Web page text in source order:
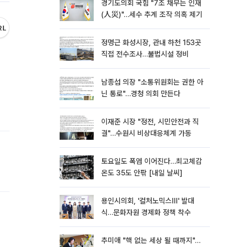
경기도의회 국힘 "7조 채무는 인재
(人災)"…세수 추계 조작 의혹 제기
정명근 화성시장, 관내 하천 153곳
직접 전수조사…불법시설 정비
남종섭 의장 "소통위원회는 권한 아
닌 통로"…경청 의회 만든다
이재준 시장 "정전, 시민안전과 직
결"…수원시 비상대응체계 가동
토요일도 폭염 이어진다…최고체감
온도 35도 안팎 [내일 날씨]
용인시의회, '컬처노믹스Ⅲ' 발대
식…문화자원 경제화 정책 착수
추미애 "핵 없는 세상 될 때까지"…